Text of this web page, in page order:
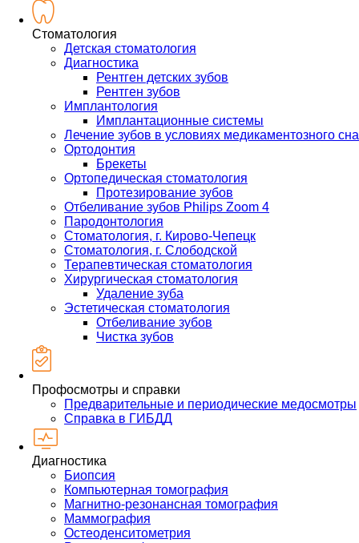
Стоматология
Детская стоматология
Диагностика
Рентген детских зубов
Рентген зубов
Имплантология
Имплантационные системы
Лечение зубов в условиях медикаментозного сна
Ортодонтия
Брекеты
Ортопедическая стоматология
Протезирование зубов
Отбеливание зубов Philips Zoom 4
Пародонтология
Стоматология, г. Кирово-Чепецк
Стоматология, г. Слободской
Терапевтическая стоматология
Хирургическая стоматология
Удаление зуба
Эстетическая стоматология
Отбеливание зубов
Чистка зубов
Профосмотры и справки
Предварительные и периодические медосмотры
Справка в ГИБДД
Диагностика
Биопсия
Компьютерная томография
Магнитно-резонансная томография
Маммография
Остеоденситометрия